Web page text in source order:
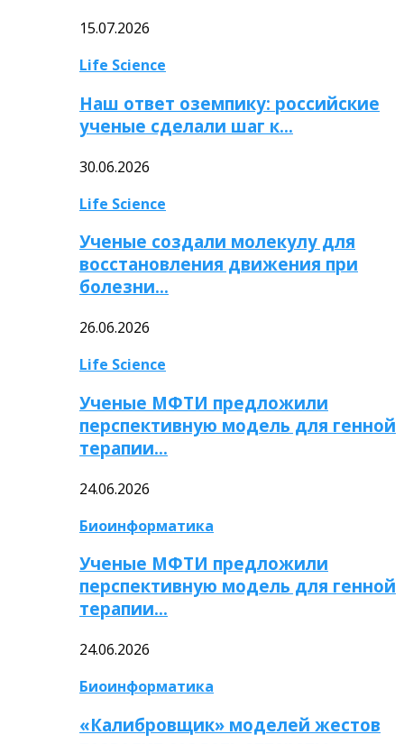
15.07.2026
Life Science
Наш ответ оземпику: российские
ученые сделали шаг к…
30.06.2026
Life Science
Ученые создали молекулу для
восстановления движения при
болезни…
26.06.2026
Life Science
Ученые МФТИ предложили
перспективную модель для генной
терапии…
24.06.2026
Биоинформатика
Ученые МФТИ предложили
перспективную модель для генной
терапии…
24.06.2026
Биоинформатика
«Калибровщик» моделей жестов